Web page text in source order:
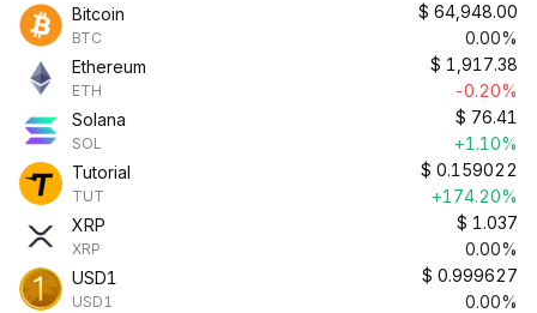
Bitcoin
BTC
$ 64,948.00
0.00%
Ethereum
ETH
$ 1,917.38
-0.20%
Solana
SOL
$ 76.41
+1.10%
Tutorial
TUT
$ 0.159022
+174.20%
XRP
XRP
$ 1.037
0.00%
USD1
USD1
$ 0.999627
0.00%